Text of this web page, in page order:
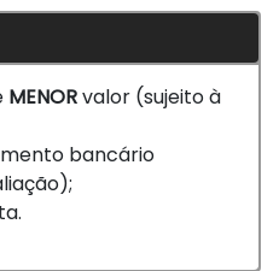
MENORvalor (sujeito à
bancário